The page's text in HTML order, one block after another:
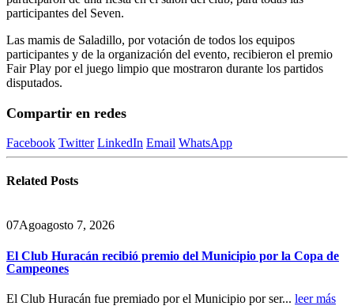
participantes del Seven.
Las mamis de Saladillo, por votación de todos los equipos
participantes y de la organización del evento, recibieron el premio
Fair Play por el juego limpio que mostraron durante los partidos
disputados.
Compartir en redes
Facebook Twitter LinkedIn Email WhatsApp
Related Posts
07Agoagosto 7, 2026
El Club Huracán recibió premio del Municipio por la Copa de
Campeones
El Club Huracán fue premiado por el Municipio por ser... leer más